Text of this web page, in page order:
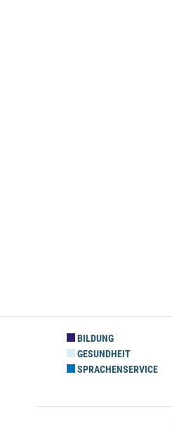
BILDUNG
GESUNDHEIT
SPRACHENSERVICE